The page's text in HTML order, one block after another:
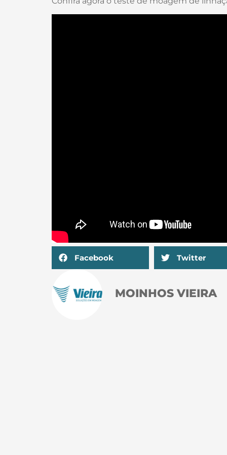
Facebook Twitter
MOINHOS VIEIRA